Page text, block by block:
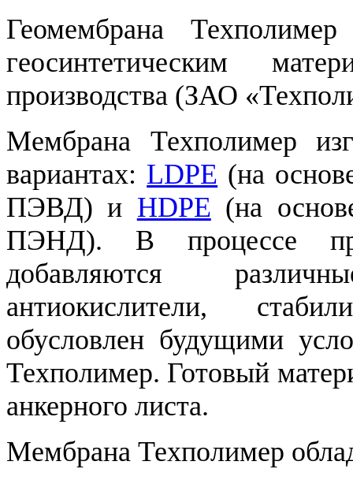
Геомембрана
геосинтетическим
производства (ЗАО
Мембрана Техполимер
вариантах: LDPE (на
ПЭВД) и HDPE (на
ПЭНД). В процессе
добавляются
антиокислители,
обусловлен будущими
Техполимер. Готовый
анкерного листа.
Мембрана Техполимер